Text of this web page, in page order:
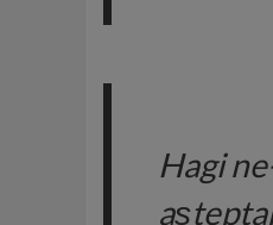
Hagi